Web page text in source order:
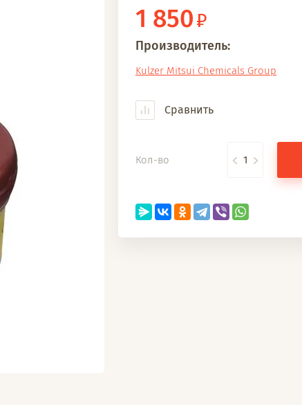
1 850
Производитель:
Kulzer Mitsui Chemicals Group
Сравнить
Кол-во